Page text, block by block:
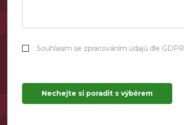
Souhlasím se zpracováním údajů dle GDPR
Nechejte si poradit s výběrem